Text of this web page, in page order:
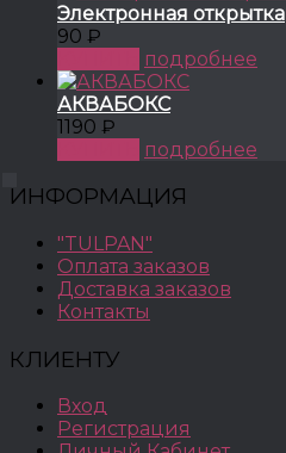
Электронная открытка
90 ₽
подробнее
АКВАБОКС
1190 ₽
подробнее
ИНФОРМАЦИЯ
"TULPAN"
Оплата заказов
Доставка заказов
Контакты
КЛИЕНТУ
Вход
Регистрация